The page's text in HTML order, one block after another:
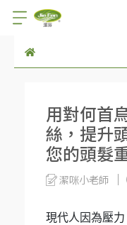
用對何首
絲，提升
您的頭髮
潔咪小老師
現代人因為壓